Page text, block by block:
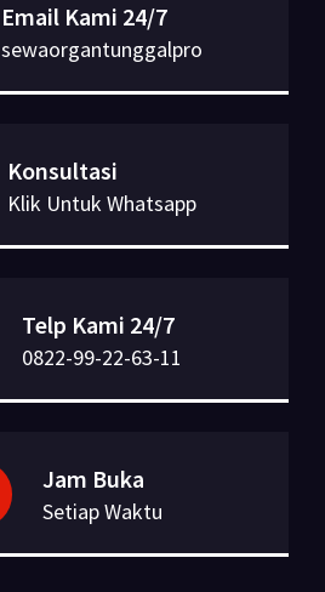
Email Kami 24/7
sewaorgantunggalpro
Konsultasi
Klik Untuk Whatsapp
Telp Kami 24/7
0822-99-22-63-11
Jam Buka
Setiap Waktu